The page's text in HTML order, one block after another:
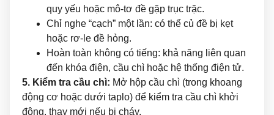
quy yếu hoặc mô-tơ đề gặp trục trặc.
Chỉ nghe “cạch” một lần: có thể củ đề bị kẹt
hoặc rơ-le đề hỏng.
Hoàn toàn không có tiếng: khả năng liên quan
đến khóa điện, cầu chì hoặc hệ thống điện tử.
5. Kiểm tra cầu chì: Mở hộp cầu chì (trong khoang
động cơ hoặc dưới taplo) để kiểm tra cầu chì khởi
động, thay mới nếu bị cháy.